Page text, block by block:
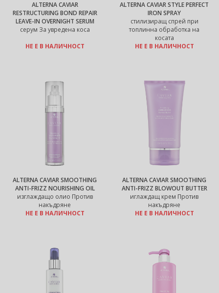
ALTERNA CAVIAR
RESTRUCTURING BOND REPAIR
LEAVE-IN OVERNIGHT SERUM
серум За увредена коса
НЕ Е В НАЛИЧНОСТ
ALTERNA CAVIAR STYLE PERFECT
IRON SPRAY
стилизиращ спрей при
топлинна обработка на
косата
НЕ Е В НАЛИЧНОСТ
ALTERNA CAVIAR SMOOTHING
ANTI-FRIZZ NOURISHING OIL
изглаждащо олио Против
накъдряне
НЕ Е В НАЛИЧНОСТ
ALTERNA CAVIAR SMOOTHING
ANTI-FRIZZ BLOWOUT BUTTER
иглаждащ крем Против
накъдряне
НЕ Е В НАЛИЧНОСТ